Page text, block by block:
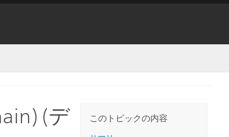
られています。 技術がどのようなものかを
は、データのパターンや関係性を明らかに
するために使用される空間統計技術を探索
リケーションを構築し、重要な救助活動を
ーメーション
(デ
このトピックの内容